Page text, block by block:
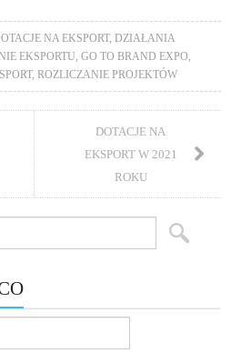
NA EKSPORT,DZIAŁANIA
EKSPORTU ,GO TO BRAND EXPO
,ROZLICZANIE PROJEKTÓW
DOTACJE NA
EKSPORT W 2021
ROKU